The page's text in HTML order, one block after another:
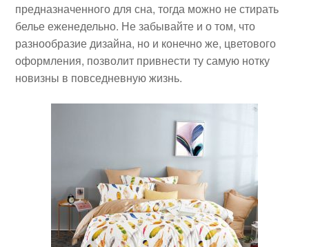
предназначенного для сна, тогда можно не стирать
белье еженедельно. Не забывайте и о том, что
разнообразие дизайна, но и конечно же, цветового
оформления, позволит привнести ту самую нотку
новизны в повседневную жизнь.